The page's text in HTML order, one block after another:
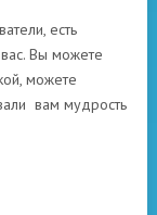
есть
Вы можете
можете
вам мудрость